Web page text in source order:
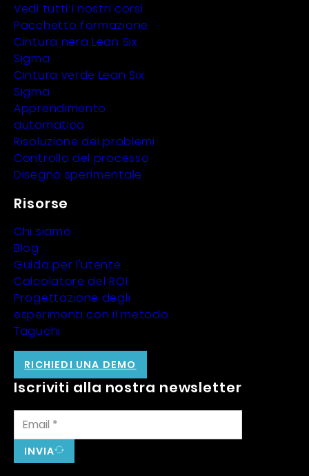
Vedi tutti i nostri corsi
Pacchetto formazione
Cintura nera Lean Six
Sigma
Cintura verde Lean Six
Sigma
Apprendimento
automatico
Risoluzione dei problemi
Controllo del processo
Disegno sperimentale
Risorse
Chi siamo
Blog
Guida per l'utente
Calcolatore del ROI
Progettazione degli
esperimenti con il metodo
Taguchi
Iscriviti alla nostra newsletter
INVIA
RICHIEDI UNA DEMO